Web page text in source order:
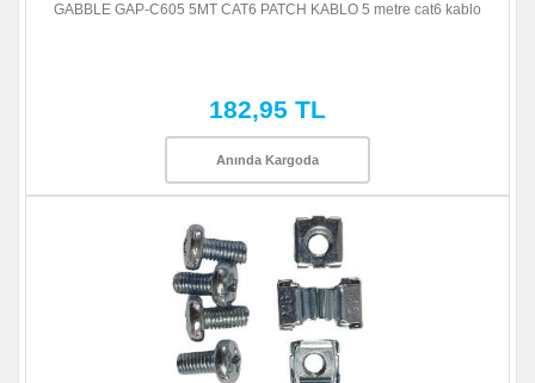
GABBLE GAP-C605 5MT CAT6 PATCH KABLO 5 metre cat6 kablo
182,95 TL
Anında Kargoda